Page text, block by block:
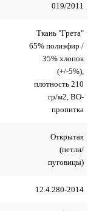
019/2011
Ткань "Грета"
65% полиэфир /
35% хлопок
(+/-5%),
плотность 210
гр/м2, ВО-
пропитка
Открытая
(петли/
пуговицы)
12.4.280-2014